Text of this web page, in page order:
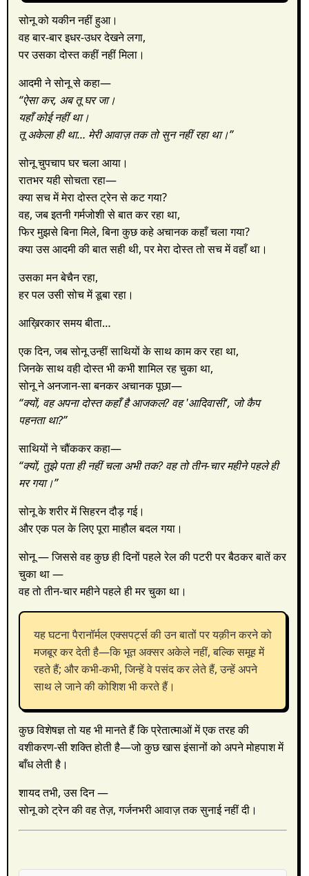
सोनू को यकीन नहीं हुआ।
वह बार-बार इधर-उधर देखने लगा,
पर उसका दोस्त कहीं नहीं मिला।
आदमी ने सोनू से कहा—
“ऐसा कर, अब तू घर जा।
यहाँ कोई नहीं था।
तू अकेला ही था… मेरी आवाज़ तक तो सुन नहीं रहा था।”
सोनू चुपचाप घर चला आया।
रातभर यही सोचता रहा—
क्या सच में मेरा दोस्त ट्रेन से कट गया?
वह, जब इतनी गर्मजोशी से बात कर रहा था,
फिर मुझसे बिना मिले, बिना कुछ कहे अचानक कहाँ चला गया?
क्या उस आदमी की बात सही थी, पर मेरा दोस्त तो सच में वहाँ था।
उसका मन बेचैन रहा,
हर पल उसी सोच में डूबा रहा।
आख़िरकार समय बीता…
एक दिन, जब सोनू उन्हीं साथियों के साथ काम कर रहा था,
जिनके साथ वही दोस्त भी कभी शामिल रह चुका था,
सोनू ने अनजान-सा बनकर अचानक पूछा—
“क्यों, वह अपना दोस्त कहाँ है आजकल? वह 'आदिवासी', जो कैप
पहनता था?”
साथियों ने चौंककर कहा—
“क्यों, तुझे पता ही नहीं चला अभी तक? वह तो तीन-चार महीने पहले ही
मर गया।”
सोनू के शरीर में सिहरन दौड़ गई।
और एक पल के लिए पूरा माहौल बदल गया।
सोनू — जिससे वह कुछ ही दिनों पहले रेल की पटरी पर बैठकर बातें कर
चुका था —
वह तो तीन-चार महीने पहले ही मर चुका था।
यह घटना पैरानॉर्मल एक्सपर्ट्स की उन बातों पर यक़ीन करने को
मजबूर कर देती है—कि भूत अक्सर अकेले नहीं, बल्कि समूह में
रहते हैं; और कभी-कभी, जिन्हें वे पसंद कर लेते हैं, उन्हें अपने
साथ ले जाने की कोशिश भी करते हैं।
कुछ विशेषज्ञ तो यह भी मानते हैं कि प्रेतात्माओं में एक तरह की
वशीकरण-सी शक्ति होती है—जो कुछ खास इंसानों को अपने मोहपाश में
बाँध लेती है।
शायद तभी, उस दिन —
सोनू को ट्रेन की वह तेज़, गर्जनभरी आवाज़ तक सुनाई नहीं दी।